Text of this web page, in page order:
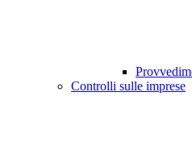
Controlli sulle imprese